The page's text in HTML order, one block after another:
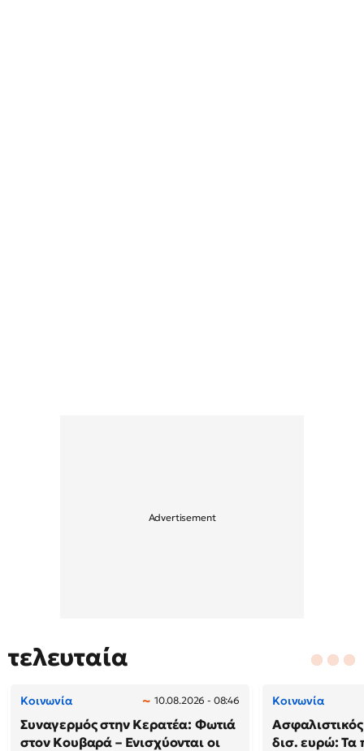
τελευταία
Κοινωνία 10.08.2026 - 08:46
Συναγερμός στην Κερατέα: Φωτιά
στον Κουβαρά – Ενισχύονται οι
Κοινωνία
δισ. ευρώ: Τα